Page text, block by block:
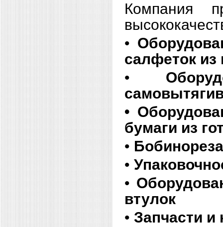
Компания
•
салфеток из
•
•
бумаги из
•
•
•
втулок
• Запчасти